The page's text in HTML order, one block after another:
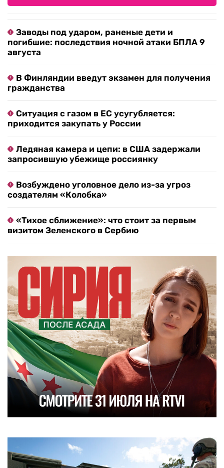
Заводы под ударом, раненые дети и
погибшие: последствия ночной атаки БПЛА 9
августа
В Финляндии введут экзамен для получения
гражданства
Ситуация с газом в ЕС усугубляется:
приходится закупать у России
Ледяная камера и цепи: в США задержали
запросившую убежище россиянку
Возбуждено уголовное дело из-за угроз
создателям «Колобка»
«Тихое сближение»: что стоит за первым
визитом Зеленского в Сербию